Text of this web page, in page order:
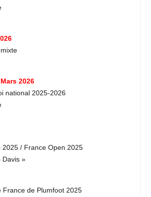
2026
national 2025-2026
2025 / France Open 2025
Davis »
France de Plumfoot 2025